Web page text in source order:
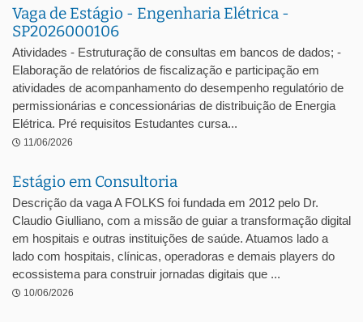
Vaga de Estágio - Engenharia Elétrica -
SP2026000106
Atividades - Estruturação de consultas em bancos de dados; -
Elaboração de relatórios de fiscalização e participação em
atividades de acompanhamento do desempenho regulatório de
permissionárias e concessionárias de distribuição de Energia
Elétrica. Pré requisitos Estudantes cursa...
11/06/2026
Estágio em Consultoria
Descrição da vaga A FOLKS foi fundada em 2012 pelo Dr.
Claudio Giulliano, com a missão de guiar a transformação digital
em hospitais e outras instituições de saúde. Atuamos lado a
lado com hospitais, clínicas, operadoras e demais players do
ecossistema para construir jornadas digitais que ...
10/06/2026